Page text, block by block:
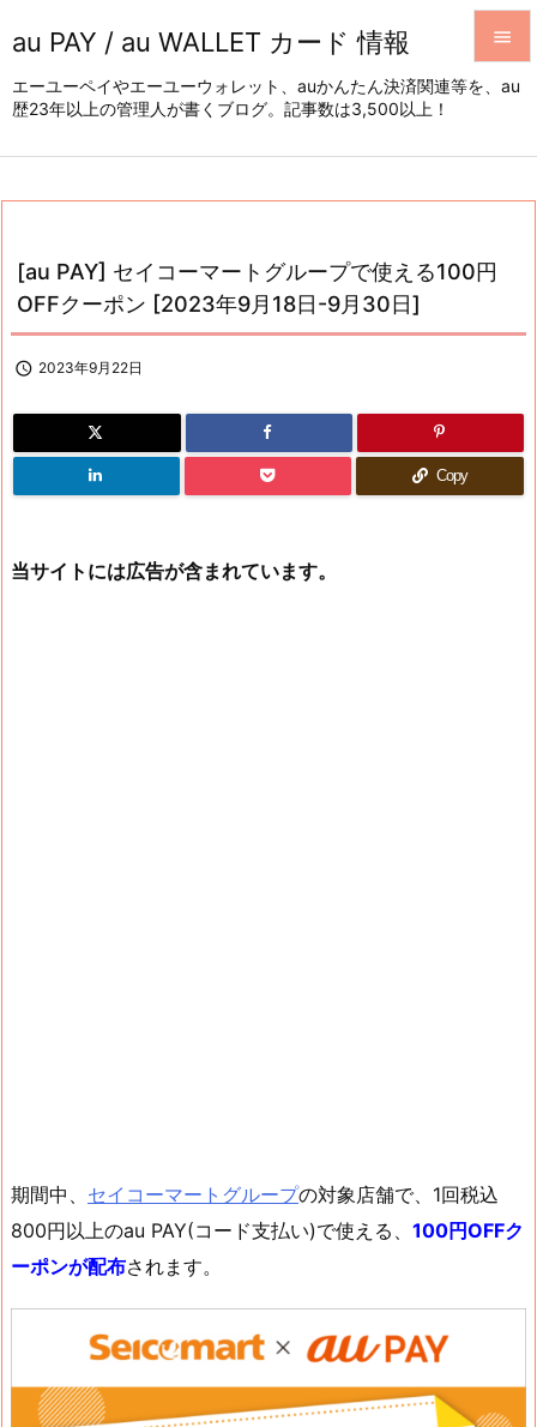
au PAY / au WALLET カード 情報
エーユーペイやエーユーウォレット、auかんたん決済関連等を、au
歴23年以上の管理人が書くブログ。記事数は3,500以上！





[au PAY] セイコーマートグループで使える100円
OFFクーポン [2023年9月18日-9月30日]
 2023年9月22日
Copy
当サイトには広告が含まれています。
期間中、 セイコーマートグループの対象店舗で、1回税込
800円以上のau PAY(コード支払い)で使える、 100円OFFク
ーポンが配布されます。